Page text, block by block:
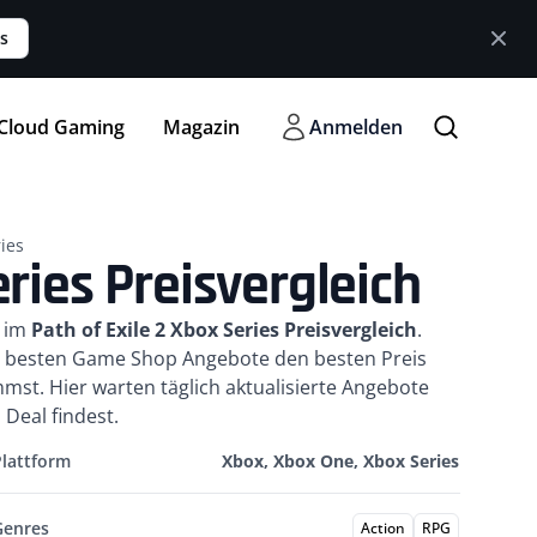
Gaming Magazin Anmelden
Preisvergleich
Path of Exile 2 Xbox Series Preisvergleich.
Game Shop Angebote den besten Preis
Hier warten täglich aktualisierte Angebote
findest.
Xbox, Xbox One, Xbox Series
Action RPG